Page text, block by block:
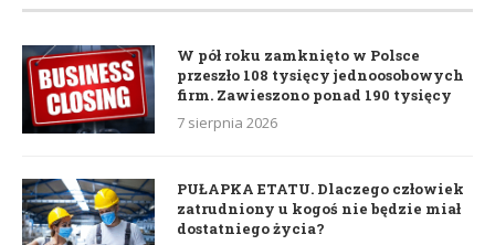
W pół roku zamknięto w Polsce
przeszło 108 tysięcy jednoosobowych
firm. Zawieszono ponad 190 tysięcy
7 sierpnia 2026
PUŁAPKA ETATU. Dlaczego człowiek
zatrudniony u kogoś nie będzie miał
dostatniego życia?